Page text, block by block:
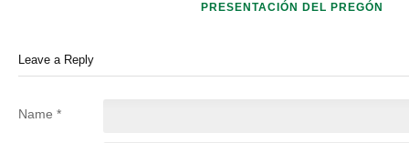
PRESENTACIÓN DEL PREGÓN
Leave a Reply
Name *